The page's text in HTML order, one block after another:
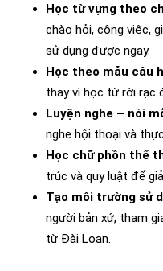
Học từ vựng theo
chào hỏi, công việc,
sử dụng được ngay.
Học theo mẫu câu
thay vì học từ rời rạc
Luyện nghe – nói
nghe hội thoại và
Học chữ phồn thể
trúc và quy luật để
Tạo môi trường sử
người bản xứ, tham
từ Đài Loan.